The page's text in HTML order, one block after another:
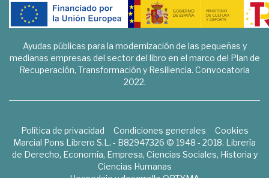
Ayudas públicas para la modernización de las pequeñas y
medianas empresas del sector del libro en el marco del Plan de
Recuperación, Transformación y Resiliencia. Convocatoria
2022.
Política de privacidad Condiciones generales
Cookies
Marcial Pons Librero S.L. - B82947326 © 1948 - 2018. Librería
de Derecho, Economía, Empresa, Ciencias Sociales, Historia y
Ciencias Humanas